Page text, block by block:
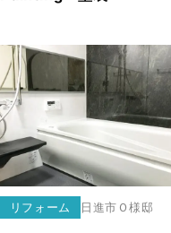
リフォーム 日進市 Ｏ様邸